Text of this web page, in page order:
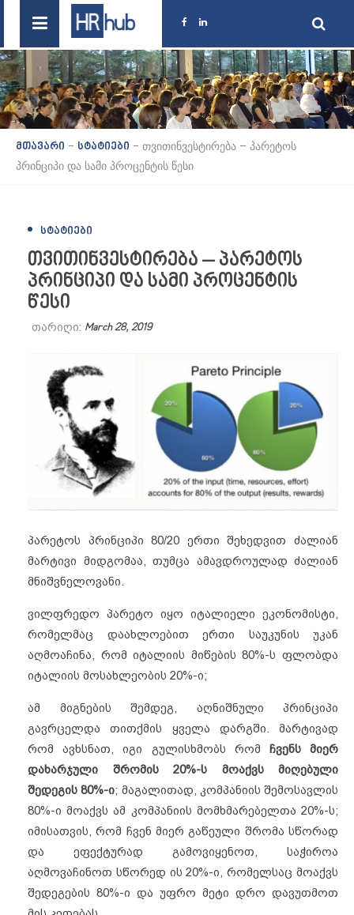
მთავარი - სტატიები - თვითინვესტირება – პარეტოს
პრინციპი და სამი პროცენტის წესი
ᲡᲢᲐᲢᲘᲔᲑᲘ
თვითინვესტირება – პარეტოს
პრინციპი და სამი პროცენტის
წესი
თარიღი: March 28, 2019
პარეტოს პრინციპი 80/20 ერთი შეხედვით ძალიან
მარტივი მიდგომაა, თუმცა ამავდროულად ძალიან
მნიშვნელოვანი.
ვილფრედო პარეტო იყო იტალიელი ეკონომისტი,
რომელმაც დაახლოებით ერთი საუკუნის უკან
აღმოაჩინა, რომ იტალიის მიწების 80%-ს ფლობდა
იტალიის მოსახლეობის 20%-ი;
ამ მიგნების შემდეგ, აღნიშნული პრინციპი
გავრცელდა თითქმის ყველა დარგში. მარტივად
რომ ავხსნათ, იგი გულისხმობს რომ ჩვენს მიერ
დახარჯული შრომის 20%-ს მოაქვს მიღებული
შედეგის 80%-ი; მაგალითად, კომპანიის შემოსავლის
80%-ი მოაქვს ამ კომპანიის მომხმარებელთა 20%-ს;
იმისათვის, რომ ჩვენ მიერ გაწეული შრომა სწორად
და ეფექტურად გამოვიყენოთ, საჭიროა
აღმოვაჩინოთ სწორედ ის 20%-ი, რომელსაც მოაქვს
შედეგების 80%-ი და უფრო მეტი დრო დავუთმოთ